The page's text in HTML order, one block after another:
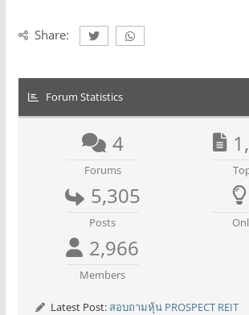
Share:
Forum Statistics
4
Forums
5,305
Posts
2,966
Members
Latest Post: สอบถามหุ้น PROSPECT REIT